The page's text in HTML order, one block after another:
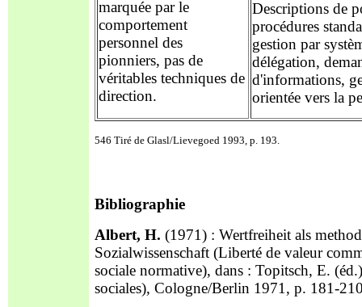
marquée par le
comportement
personnel des
pionniers, pas de
véritables techniques de
direction.
Descriptions de
procédures
gestion par
délégation,
d'informations,
orientée vers la
546 Tiré de Glasl/Lievegoed 1993, p. 193.
Bibliographie
Albert, H. (1971) : Wertfreiheit als
Sozialwissenschaft (Liberté de valeur
sociale normative), dans : Topitsch, E.
sociales), Cologne/Berlin 1971, p. 181-